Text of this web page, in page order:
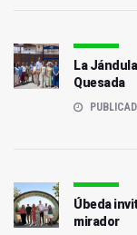
La
Quesada
Úbeda
mirador